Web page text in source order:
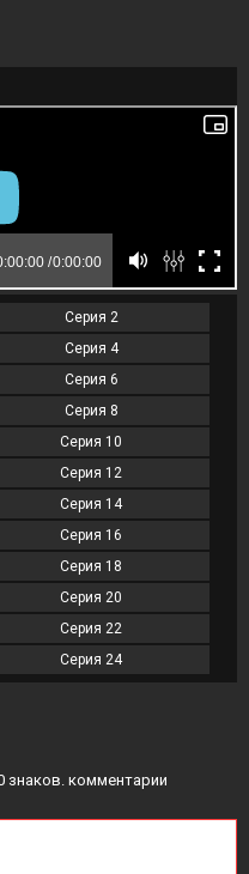
Серия 2
Серия 4
Серия 6
Серия 8
Серия 10
Серия 12
Серия 14
Серия 16
Серия 18
Серия 20
Серия 22
Серия 24
знаков. комментарии